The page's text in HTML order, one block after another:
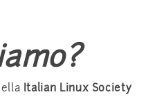
Italian Linux Society